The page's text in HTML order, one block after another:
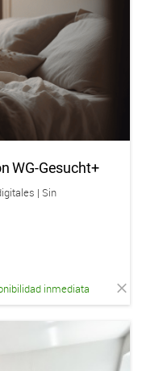
WG-Gesucht+
| Sin
inmediata